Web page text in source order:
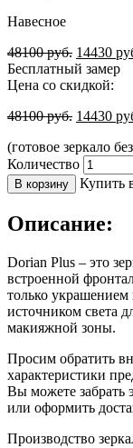
Навесное
48100руб. 14430
Бесплатный замер
Цена со скидкой:
48100руб. 14430
(готовое зеркало
Количество
В корзину Купить
Описание:
Dorian Plus – это
встроенной
только
источником света
макияжной зоны.
Просим обратить
характеристики
Вы можете забрать
или оформить
Производство